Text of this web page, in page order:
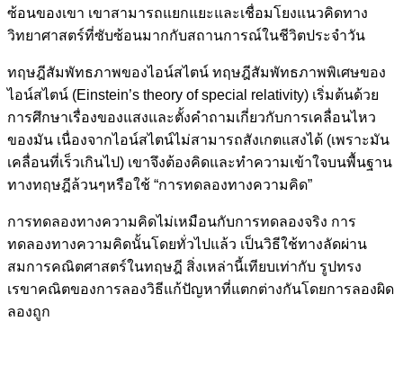
ซ้อนของเขา เขาสามารถแยกแยะและเชื่อมโยงแนวคิดทาง
วิทยาศาสตร์ที่ซับซ้อนมากกับสถานการณ์ในชีวิตประจำวัน
ทฤษฎีสัมพัทธภาพของไอน์สไตน์ ทฤษฎีสัมพัทธภาพพิเศษของ
ไอน์สไตน์ (Einstein’s theory of special relativity) เริ่มต้นด้วย
การศึกษาเรื่องของแสงและตั้งคำถามเกี่ยวกับการเคลื่อนไหว
ของมัน เนื่องจากไอน์สไตน์ไม่สามารถสังเกตแสงได้ (เพราะมัน
เคลื่อนที่เร็วเกินไป) เขาจึงต้องคิดและทำความเข้าใจบนพื้นฐาน
ทางทฤษฎีล้วนๆหรือใช้ “การทดลองทางความคิด”
การทดลองทางความคิดไม่เหมือนกับการทดลองจริง การ
ทดลองทางความคิดนั้นโดยทั่วไปแล้ว เป็นวิธีใช้ทางลัดผ่าน
สมการคณิตศาสตร์ในทฤษฎี สิ่งเหล่านี้เทียบเท่ากับ รูปทรง
เรขาคณิตของการลองวิธีแก้ปัญหาที่แตกต่างกันโดยการลองผิด
ลองถูก